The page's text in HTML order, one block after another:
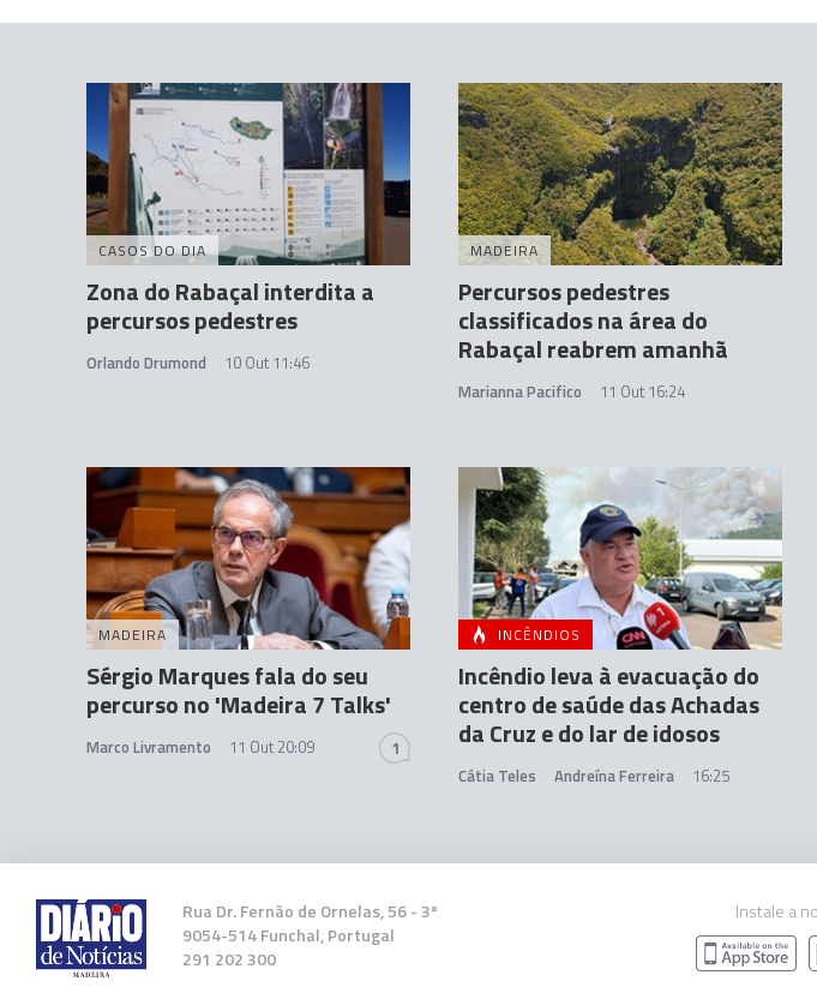
CASOS DO DIA
Zona do Rabaçal interdita a
percursos pedestres
Orlando Drumond 10 Out 11:46
MADEIRA
Percursos pedestres
classificados na área do
Rabaçal reabrem amanhã
Marianna Pacifico 11 Out 16:24
MADEIRA
Sérgio Marques fala do seu
percurso no 'Madeira 7 Talks'
Marco Livramento 11 Out 20:09 1
INCÊNDIOS
Incêndio leva à evacuação do
centro de saúde das Achadas
da Cruz e do lar de idosos
Cátia Teles Andreína Ferreira 16:25
Rua Dr. Fernão de Ornelas, 56 - 3º
9054-514 Funchal, Portugal
291 202 300
Instale a